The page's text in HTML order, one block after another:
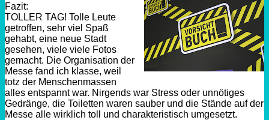
Fazit:
TOLLER TAG! Tolle Leute
getroffen, sehr viel Spaß
gehabt, eine neue Stadt
gesehen, viele viele Fotos
gemacht. Die Organisation der
Messe fand ich klasse, weil
totz der Menschenmassen
alles entspannt war. Nirgends war Stress oder unnötiges
Gedränge, die Toiletten waren sauber und die Stände auf der
Messe alle wirklich toll und charakteristisch umgesetzt.